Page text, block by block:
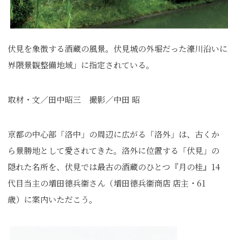
伏見を象徴する酒蔵の風景。伏見城の外堀だった濠川沿い
界隈景観整備地域」に指定されている。
取材・文／田中昭三 撮影／中田 昭
京都の中心部「洛中」の周辺に広がる「洛外」は、古くか
ら景勝地として愛されてきた。洛外に位置する「伏見」の
隠れた名所を、伏見では最古の酒蔵のひとつ『月の桂』14
代目当主の増田德兵衞さん（増田德兵衞商店 店主・61
歳）に案内いただこう。